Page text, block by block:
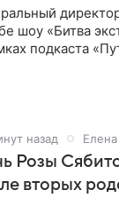
шоу «Битва
подкаста
назад
Розы
вторых